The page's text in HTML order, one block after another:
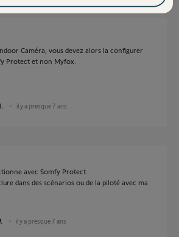
Caméra, vous devez alors la configurer
Protect et non Myfox.
il y a presque 7 ans
avec Somfy Protect.
dans des scénarios ou de la piloté avec ma
il y a presque 7 ans